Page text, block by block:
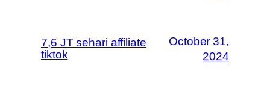
7,6 JT sehari affiliate
tiktok
October 31,
2024